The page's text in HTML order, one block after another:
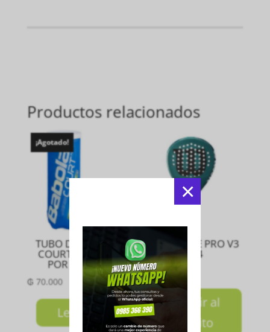
×
Productos relacionados
¡Agotado!
TUBO DE PELOTAS
COURT BABOLAT
POR UNIDAD
₲70.000
Leer más
PALA BLADE PRO V3
2024
₲1.950.000
Añadir al
carrito